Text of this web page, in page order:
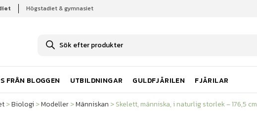
Högstadiet & gymnasiet
u
k
t
s
ö
k
FRÅN BLOGGEN UTBILDNINGAR GULDFJÄRILEN FJÄRILAR
Biologi Modeller Människan
>Biologi >Modeller>Människan >Skelett, människa, i naturlig storlek – 176,5 cm